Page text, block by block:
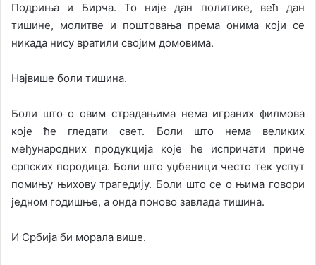
Подриња и Бирча. То није дан политике, већ дан
тишине, молитве и поштовања према онима који се
никада нису вратили својим домовима.
Највише боли тишина.
Боли што о овим страдањима нема играних филмова
које ће гледати свет. Боли што нема великих
међународних продукција које ће испричати приче
српских породица. Боли што уџбеници често тек успут
помињу њихову трагедију. Боли што се о њима говори
једном годишње, а онда поново завлада тишина.
И Србија би морала више.